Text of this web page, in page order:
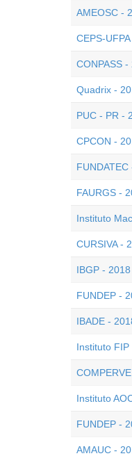
AMEOSC -
CEPS-
CONPASS
Quadrix -
PUC - PR -
CPCON -
FAURGS -
Instituto
CURSIVA -
IBGP -
FUNDEP -
IBADE -
Instituto
Instituto
FUNDEP -
AMAUC -